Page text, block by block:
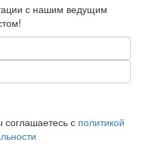
с нашим ведущим
с политикой